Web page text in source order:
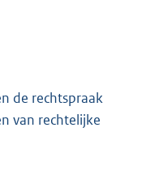
de rechtspraak
van rechtelijke